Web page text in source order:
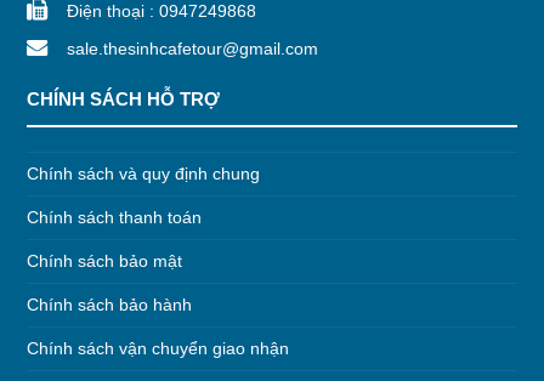
Điện thoại : 0947249868
sale.thesinhcafetour@gmail.com
CHÍNH SÁCH HỖ TRỢ
Chính sách và quy định chung
Chính sách thanh toán
Chính sách bảo mật
Chính sách bảo hành
Chính sách vận chuyển giao nhận